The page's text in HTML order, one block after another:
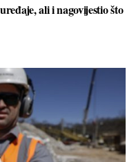
ali i nagovijestio što